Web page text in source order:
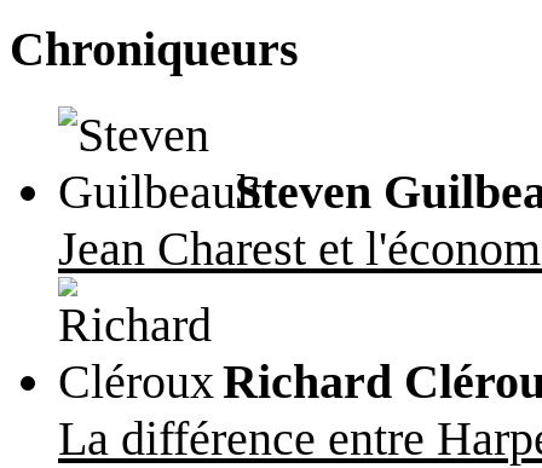
Chroniqueurs
Steven
Jean Charest et
Richard
La différence entre